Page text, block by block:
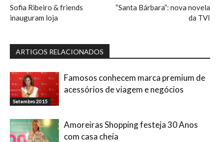
Sofia Ribeiro & friends
inauguram loja
“Santa Bárbara”: nova novela
da TVI
ARTIGOS RELACIONADOS
Setembro 2015
Famosos conhecem marca premium de
acessórios de viagem e negócios
Amoreiras Shopping festeja 30 Anos
com casa cheia